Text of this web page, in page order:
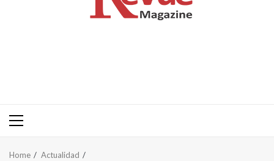
Primary
Home
Actualidad